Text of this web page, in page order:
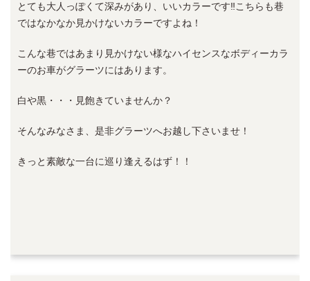
とても大人っぽくて深みがあり、いいカラーです‼︎こちらも巷
ではなかなか見かけないカラーですよね！
こんな巷ではあまり見かけない様なハイセンスなボディーカラ
ーのお車がグラーツにはあります。
白や黒・・・見飽きていませんか？
そんなみなさま、是非グラーツへお越し下さいませ！
きっと素敵な一台に巡り逢えるはず！！